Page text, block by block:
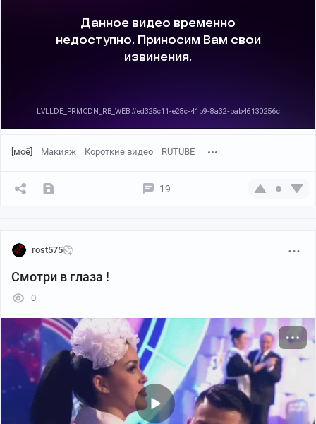
[моё] Макияж Короткие видео RUTUBE
19
rost575
Смотри в глаза !
0